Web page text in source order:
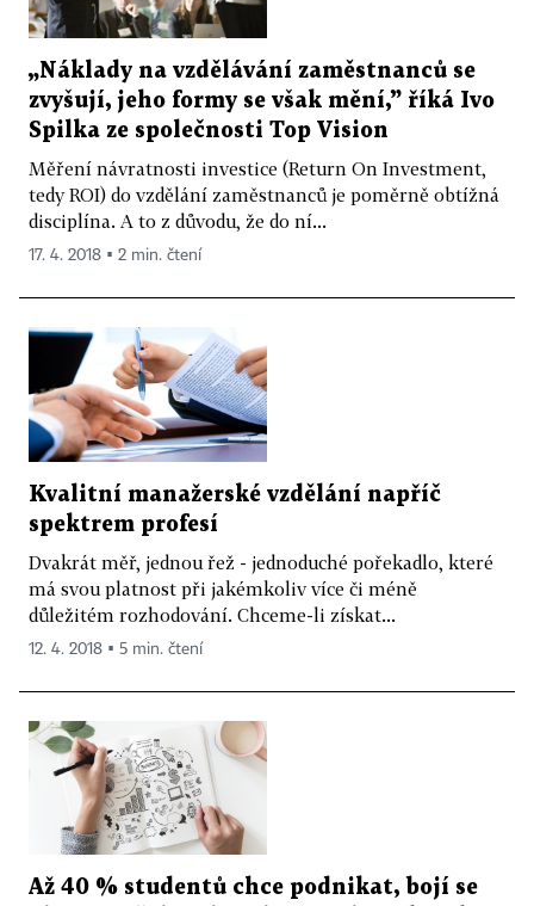
„Náklady na vzdělávání zaměstnanců se
zvyšují, jeho formy se však mění,” říká Ivo
Spilka ze společnosti Top Vision
Měření návratnosti investice (Return On Investment,
tedy ROI) do vzdělání zaměstnanců je poměrně obtížná
disciplína. A to z důvodu, že do ní...
17. 4. 2018 ▪ 2 min. čtení
Kvalitní manažerské vzdělání napříč
spektrem profesí
Dvakrát měř, jednou řež - jednoduché pořekadlo, které
má svou platnost při jakémkoliv více či méně
důležitém rozhodování. Chceme-li získat...
12. 4. 2018 ▪ 5 min. čtení
Až 40 % studentů chce podnikat, bojí se